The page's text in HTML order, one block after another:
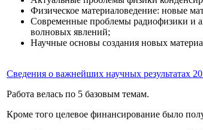
Физическое материаловедение: новые
Современные проблемы радиофизики и
волновых явлений;
Научные основы создания новых
Сведения о важнейших научных результатах
Работа велась по 5 базовым темам.
Кроме того целевое финансирование было